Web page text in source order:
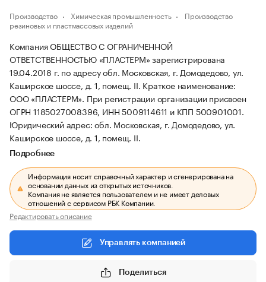
Производство Химическая промышленность
Производство
резиновых и пластмассовых изделий
Компания ОБЩЕСТВО С ОГРАНИЧЕННОЙ
ОТВЕТСТВЕННОСТЬЮ «ПЛАСТЕРМ» зарегистрирована
19.04.2018 г. по адресу обл. Московская, г. Домодедово, ул.
Каширское шоссе, д. 1, помещ. II. Краткое наименование:
ООО «ПЛАСТЕРМ». При регистрации организации присвоен
ОГРН 1185027008396, ИНН 5009114611 и КПП 500901001.
Юридический адрес: обл. Московская, г. Домодедово, ул.
Каширское шоссе, д. 1, помещ. II.
Подробнее
Информация носит справочный характер и сгенерирована на
основании данных из открытых источников.
Компания не является пользователем и не имеет деловых
отношений с сервисом РБК Компании.
Редактировать описание
Управлять компанией
Поделиться